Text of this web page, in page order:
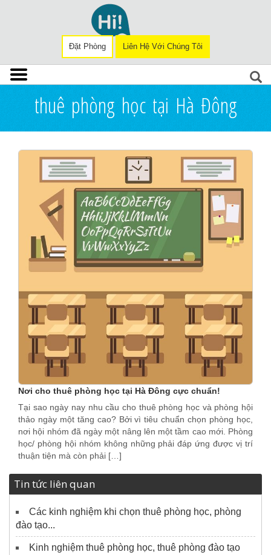
Đặt Phòng Liên Hệ Với Chúng Tôi
thuê phòng học tại Hà Đông
Nơi cho thuê phòng học tại Hà Đông cực chuẩn!
Tại sao ngày nay nhu cầu cho thuê phòng học và phòng hội
thảo ngày một tăng cao? Bởi vì tiêu chuẩn chọn phòng học,
nơi hội nhóm đã ngày một nâng lên một tầm cao mới. Phòng
học/ phòng hội nhóm không những phải đáp ứng được vị trí
thuận tiện mà còn phải […]
Tin tức liên quan
Các kinh nghiệm khi chọn thuê phòng học, phòng
đào tạo...
Kinh nghiệm thuê phòng học, thuê phòng đào tạo